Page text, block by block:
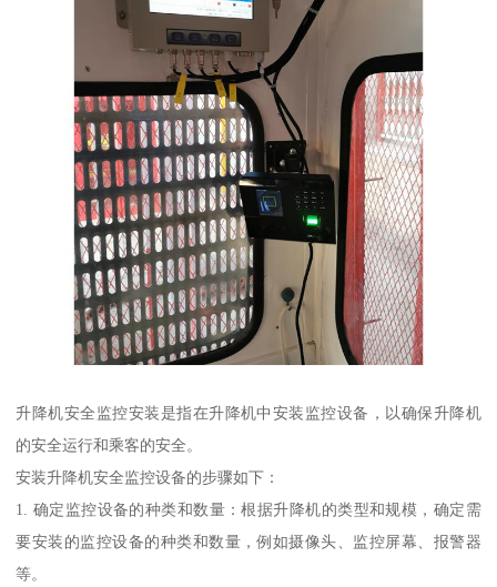
升降机安全监控安装是指在升降机中安装监控设备，以确保升降机
的安全运行和乘客的安全。
安装升降机安全监控设备的步骤如下：
1. 确定监控设备的种类和数量：根据升降机的类型和规模，确定需
要安装的监控设备的种类和数量，例如摄像头、监控屏幕、报警器
等。